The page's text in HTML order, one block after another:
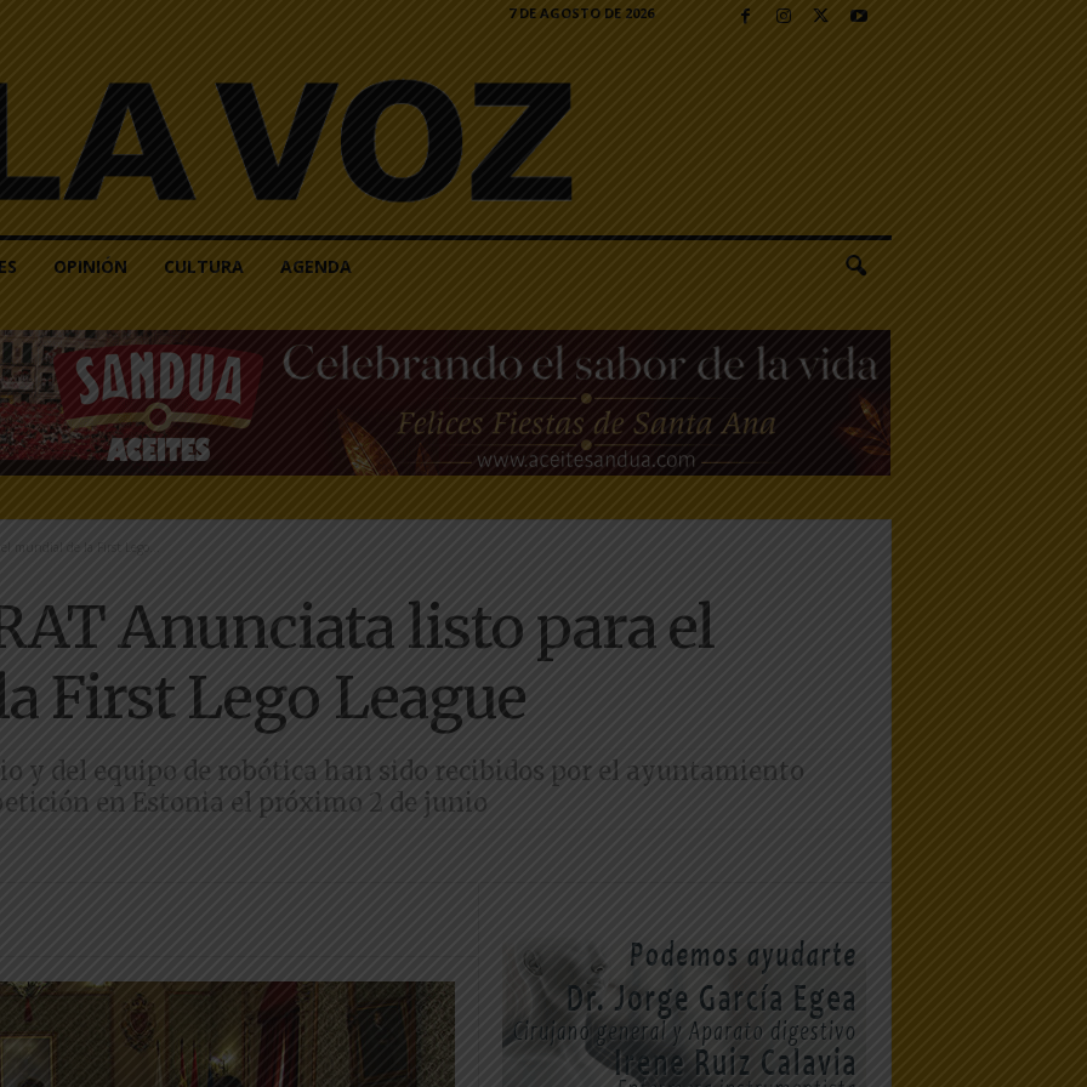
7 DE AGOSTO DE 2026
OPINIÓN CULTURA AGENDA
mundial de la First Lego...
Anunciata listo para el
First Lego League
y del equipo de robótica han sido recibidos por el ayuntamiento
en Estonia el próximo 2 de junio